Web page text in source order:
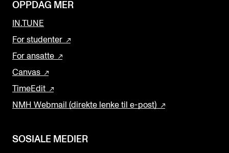
OPPDAG MER
IN.TUNE
For studenter
For ansatte
Canvas
TimeEdit
NMH Webmail (direkte lenke til e-post)
SOSIALE MEDIER